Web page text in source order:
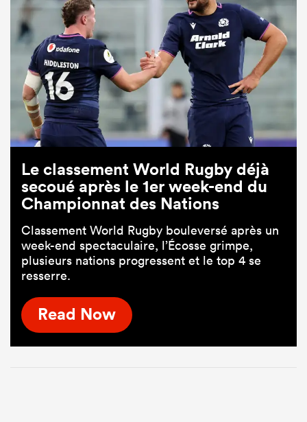
Le classement World Rugby déjà
secoué après le 1er week-end du
Championnat des Nations
Classement World Rugby bouleversé après un
week-end spectaculaire, l’Écosse grimpe,
plusieurs nations progressent et le top 4 se
resserre.
Read Now